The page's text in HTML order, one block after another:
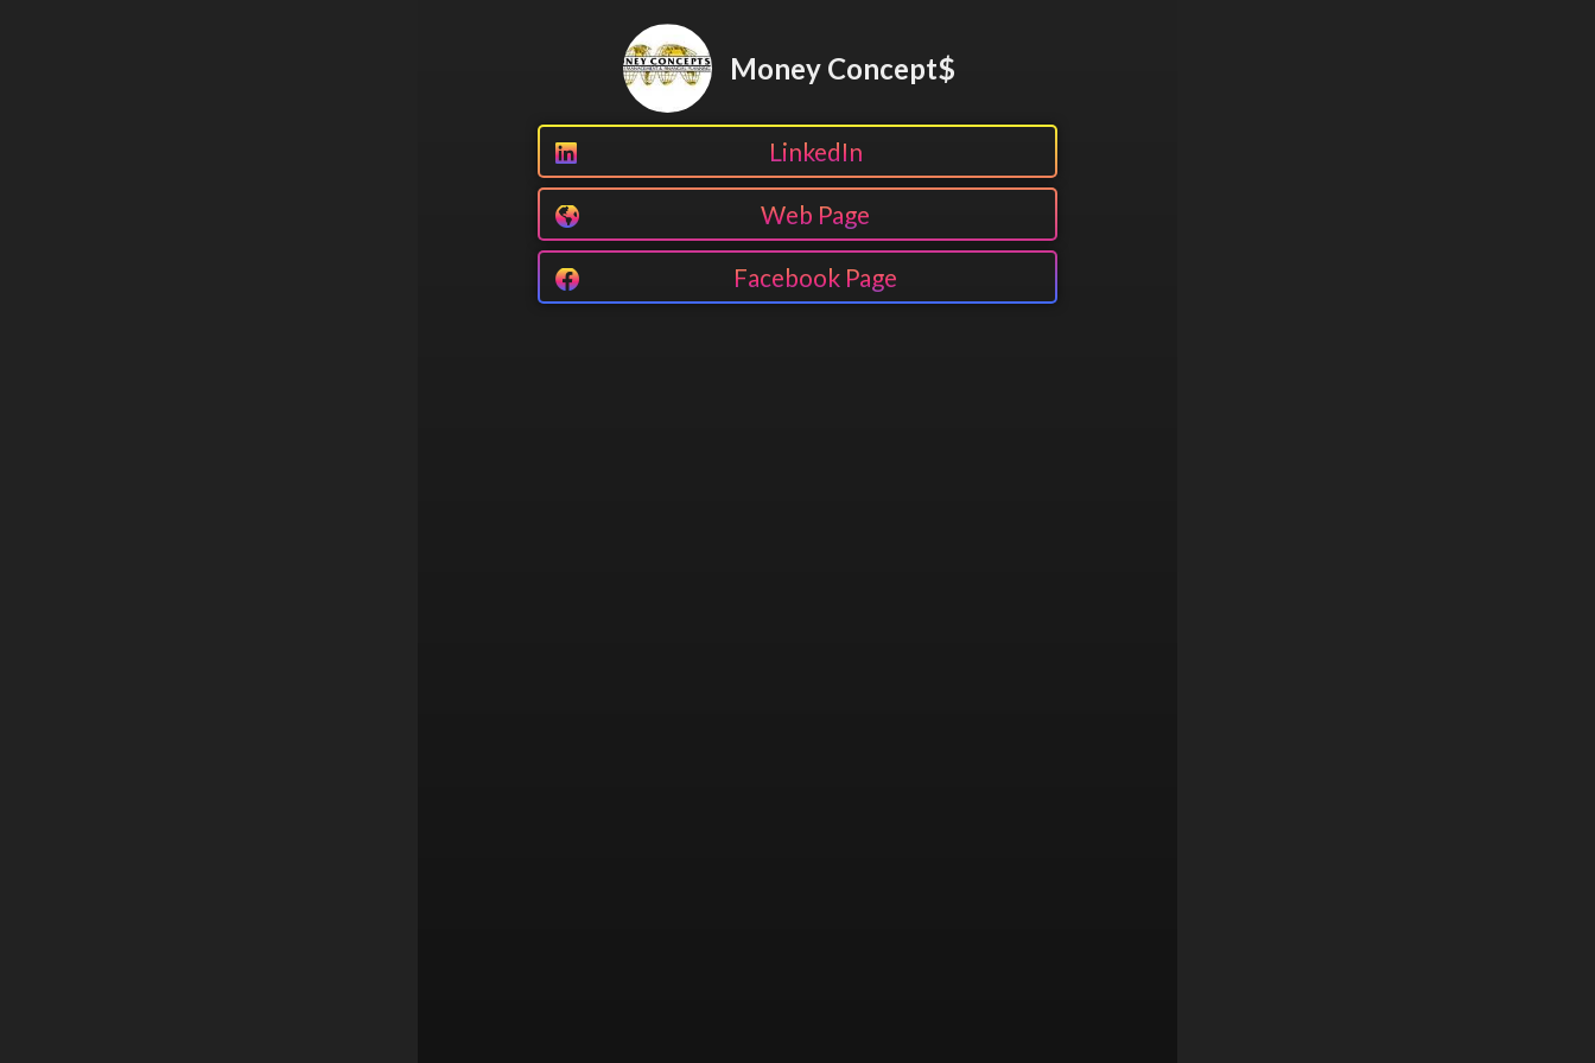
Money Concept$
LinkedIn
Web Page
Facebook Page